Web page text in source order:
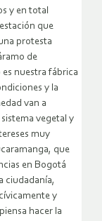
y en total
que
protesta
de
nuestra fábrica
y la
van a
vegetal y
muy
que
en Bogotá
ciudadanía,
y
hacer la